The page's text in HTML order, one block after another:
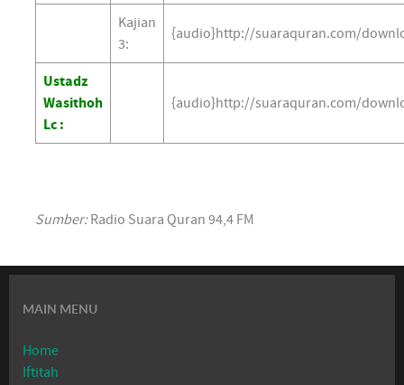
Kajian
3:
{audio}http://suaraquran.com/
Ustadz
Wasithoh
Lc :
{audio}http://suaraquran.com/
Sumber:Radio Suara Quran 94,4 FM
MAIN MENU
Home
Iftitah